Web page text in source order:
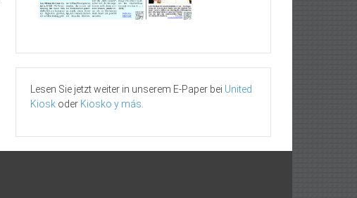
Lesen Sie jetzt weiter in unserem E-Paper bei United
Kiosk oder Kiosko y más